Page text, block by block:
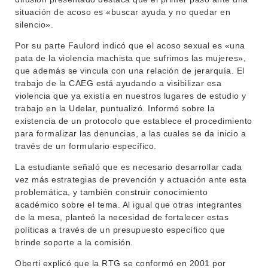
EXTENSIÓN
SERVICIOS
LLAMADOS
NOTICIAS
CONTACTO
MOVILIDAD ACADÉMICA
situación de acoso es «buscar ayuda y no quedar en
silencio».
Por su parte Faulord indicó que el acoso sexual es «una
pata de la violencia machista que sufrimos las mujeres»,
que además se vincula con una relación de jerarquía. El
trabajo de la CAEG está ayudando a visibilizar esa
violencia que ya existía en nuestros lugares de estudio y
trabajo en la Udelar, puntualizó. Informó sobre la
existencia de un protocolo que establece el procedimiento
para formalizar las denuncias, a las cuales se da inicio a
través de un formulario específico.
La estudiante señaló que es necesario desarrollar cada
vez más estrategias de prevención y actuación ante esta
problemática, y también construir conocimiento
académico sobre el tema. Al igual que otras integrantes
de la mesa, planteó la necesidad de fortalecer estas
políticas a través de un presupuesto específico que
brinde soporte a la comisión.
Oberti explicó que la RTG se conformó en 2001 por